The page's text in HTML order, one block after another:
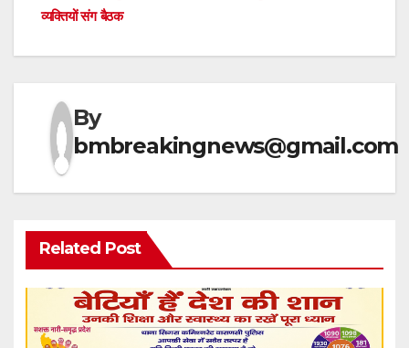
व्यक्तियों संग बैठक
By
bmbreakingnews@gmail.com
Related Post